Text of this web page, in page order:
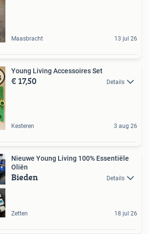
Maasbracht 13 jul 26
Young Living Accessoires Set
€ 17,50 Details
Kesteren 3 aug 26
Nieuwe Young Living 100% Essentiële
Oliën
Bieden Details
Zetten 18 jul 26